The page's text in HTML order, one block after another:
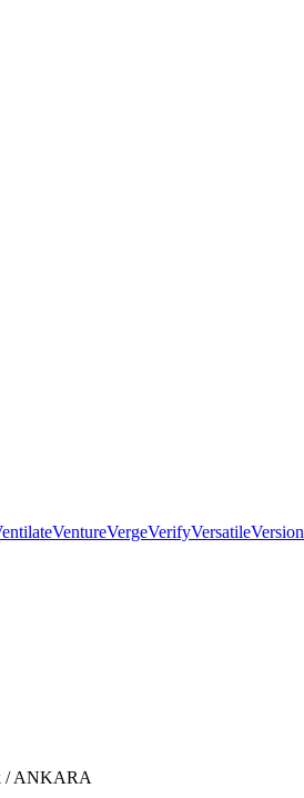
VentureVergeVerifyVersatileVersion
/ ANKARA